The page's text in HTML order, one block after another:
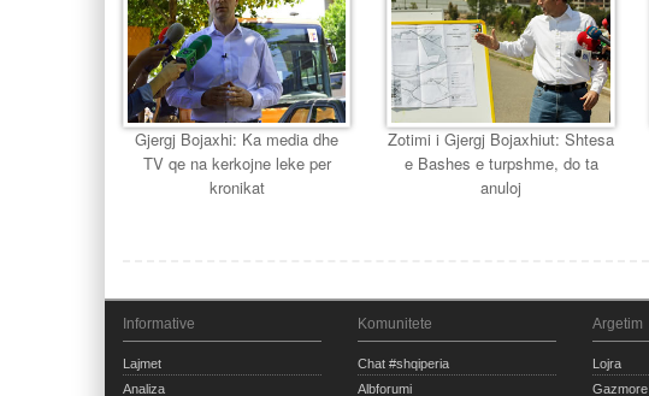
Gjergj Bojaxhi: Ka media dhe
TV qe na kerkojne leke per
kronikat
Zotimi i Gjergj Bojaxhiut: Shtesa
e Bashes e turpshme, do ta
anuloj
Informative
Lajmet
Analiza
Komunitete
Chat #shqiperia
Albforumi
Argetim
Lojra
Gazmore